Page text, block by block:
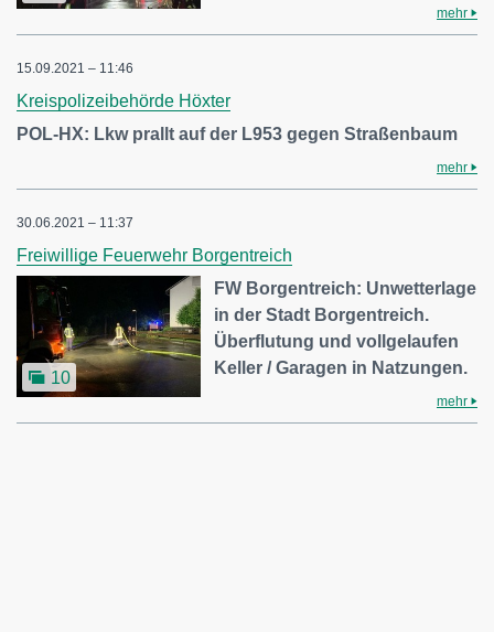
mehr
15.09.2021 – 11:46
Kreispolizeibehörde Höxter
POL-HX: Lkw prallt auf der L953 gegen Straßenbaum
mehr
30.06.2021 – 11:37
Freiwillige Feuerwehr Borgentreich
10
FW Borgentreich: Unwetterlage
in der Stadt Borgentreich.
Überflutung und vollgelaufen
Keller / Garagen in Natzungen.
mehr